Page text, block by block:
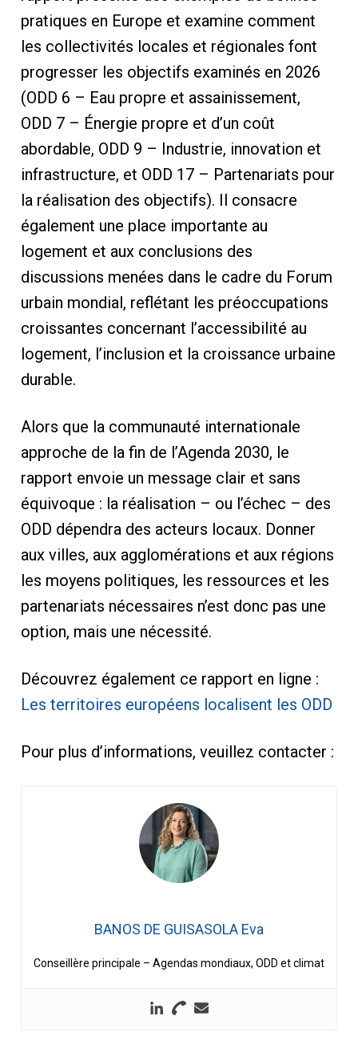
pratiques en Europe et examine comment
les collectivités locales et régionales font
progresser les objectifs examinés en 2026
(ODD 6 – Eau propre et assainissement,
ODD 7 – Énergie propre et d’un coût
abordable, ODD 9 – Industrie, innovation et
infrastructure, et ODD 17 – Partenariats pour
la réalisation des objectifs). Il consacre
également une place importante au
logement et aux conclusions des
discussions menées dans le cadre du Forum
urbain mondial, reflétant les préoccupations
croissantes concernant l’accessibilité au
logement, l’inclusion et la croissance urbaine
durable.
Alors que la communauté internationale
approche de la fin de l’Agenda 2030, le
rapport envoie un message clair et sans
équivoque : la réalisation – ou l’échec – des
ODD dépendra des acteurs locaux. Donner
aux villes, aux agglomérations et aux régions
les moyens politiques, les ressources et les
partenariats nécessaires n’est donc pas une
option, mais une nécessité.
Découvrez également ce rapport en ligne :
Les territoires européens localisent les ODD
Pour plus d’informations, veuillez contacter :
BANOS DE GUISASOLA Eva
Conseillère principale – Agendas mondiaux, ODD et climat